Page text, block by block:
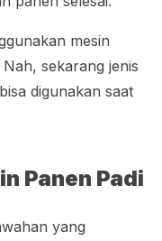
mesin
sekarang jenis
digunakan saat
Panen Padi
yang